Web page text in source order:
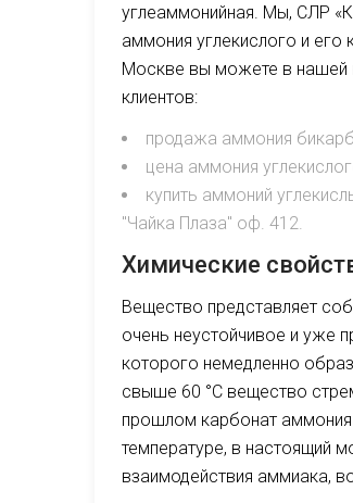
углеаммонийная. Мы, СЛР
аммония углекислого и его
Москве вы можете в нашей
клиентов:
продажа аммония
цена аммония
купить аммоний
"Чайка Плаза" оф. 412.
Химические
Вещество представляет
очень неустойчивое и уже
которого немедленно
свыше 60 °C вещество
прошлом карбонат аммония
температуре, в настоящий
взаимодействия аммиака,